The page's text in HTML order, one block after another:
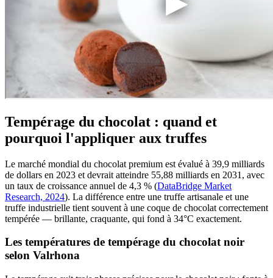
Tempérage du chocolat : quand et
pourquoi l'appliquer aux truffes
Le marché mondial du chocolat premium est évalué à 39,9 milliards
de dollars en 2023 et devrait atteindre 55,88 milliards en 2031, avec
un taux de croissance annuel de 4,3 % (DataBridge Market
Research, 2024). La différence entre une truffe artisanale et une
truffe industrielle tient souvent à une coque de chocolat correctement
tempérée — brillante, craquante, qui fond à 34°C exactement.
Les températures de tempérage du chocolat noir
selon Valrhona